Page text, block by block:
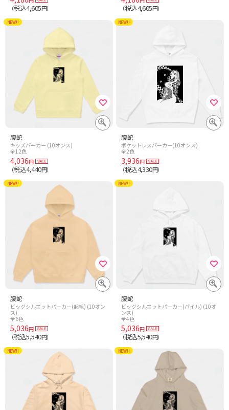
（税込4,605円） （税込4,605円）
腹蛇
キッズパーカー (10オンス)
全12色
4,036円
（税込4,440円）
NEW!!
腹蛇
ポケットレスパーカー(10オンス)
全2色
3,936円
（税込4,330円）
NEW!!
腹蛇
ビッグシルエットパーカー(起毛) (10オン
ス)
全6色
5,036円
（税込5,540円）
NEW!!
腹蛇
ビッグシルエットパーカー(パイル) (10オ
ンス)
全4色
5,036円
（税込5,540円）
NEW!!
NEW!! NEW!!